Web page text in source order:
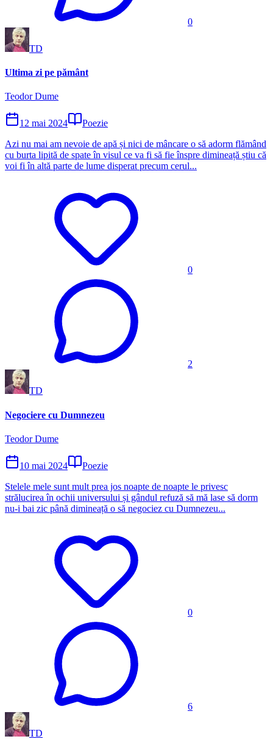
0
TD
Ultima zi pe pământ
Teodor Dume
12 mai 2024
Poezie
Azi nu mai am nevoie de apă și nici de mâncare o să adorm flămând
cu burta lipită de spate în visul ce va fi să fie înspre dimineață știu că
voi fi în altă parte de lume disperat precum cerul...
0
2
TD
Negociere cu Dumnezeu
Teodor Dume
10 mai 2024
Poezie
Stelele mele sunt mult prea jos noapte de noapte le privesc
strălucirea în ochii universului și gândul refuză să mă lase să dorm
nu-i bai zic până dimineață o să negociez cu Dumnezeu...
0
6
TD